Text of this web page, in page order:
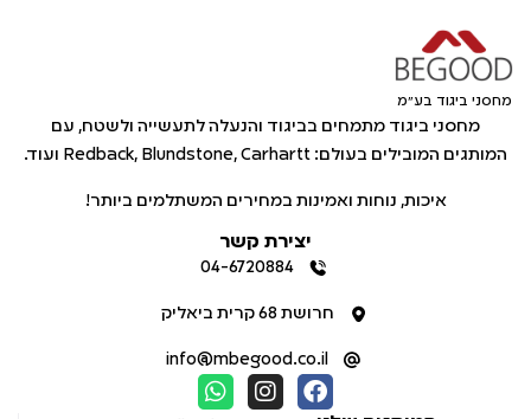
מחסני ביגוד בע"מ
מחסני ביגוד מתמחים בביגוד והנעלה לתעשייה ולשטח, עם
המותגים המובילים בעולם: Redback, Blundstone, Carhartt ועוד.
איכות, נוחות ואמינות במחירים המשתלמים ביותר!
יצירת קשר
04-6720884
חרושת 68 קרית ביאליק
info@mbegood.co.il